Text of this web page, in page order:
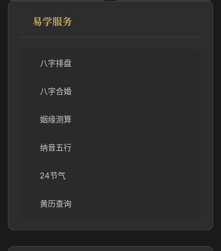
易学服务
八字排盘
八字合婚
姻缘测算
纳音五行
24节气
黄历查询